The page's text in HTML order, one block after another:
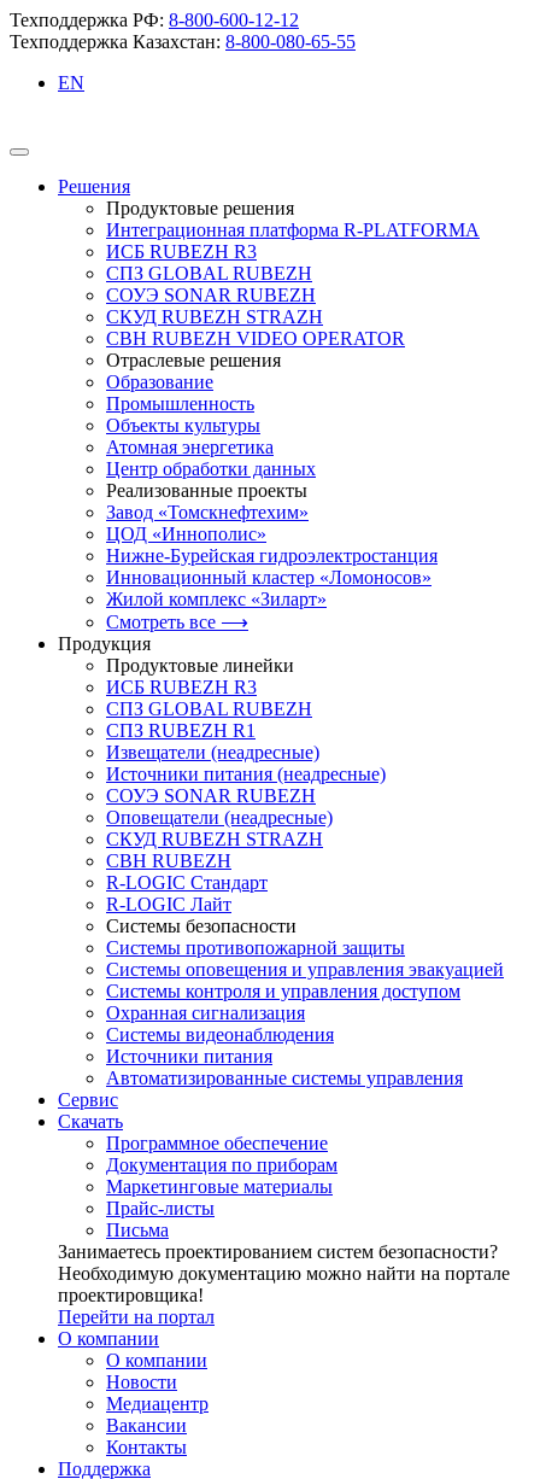
Техподдержка РФ: 8-800-600-12-12
Техподдержка Казахстан: 8-800-080-65-55
EN
Решения
Продуктовые решения
Интеграционная платформа R-PLATFORMA
ИСБ RUBEZH R3
СПЗ GLOBAL RUBEZH
СОУЭ SONAR RUBEZH
СКУД RUBEZH STRAZH
СВН RUBEZH VIDEO OPERATOR
Отраслевые решения
Образование
Промышленность
Объекты культуры
Атомная энергетика
Центр обработки данных
Реализованные проекты
Завод «Томскнефтехим»
ЦОД «Иннополис»
Нижне-Бурейская гидроэлектростанция
Инновационный кластер «Ломоносов»
Жилой комплекс «Зиларт»
Смотреть все ⟶
Продукция
Продуктовые линейки
ИСБ RUBEZH R3
СПЗ GLOBAL RUBEZH
СПЗ RUBEZH R1
Извещатели (неадресные)
Источники питания (неадресные)
СОУЭ SONAR RUBEZH
Оповещатели (неадресные)
СКУД RUBEZH STRAZH
СВН RUBEZH
R-LOGIC Стандарт
R-LOGIC Лайт
Системы безопасности
Системы противопожарной защиты
Системы оповещения и управления эвакуацией
Системы контроля и управления доступом
Охранная сигнализация
Системы видеонаблюдения
Источники питания
Автоматизированные системы управления
Сервис
Скачать
Программное обеспечение
Документация по приборам
Маркетинговые материалы
Прайс-листы
Письма
Занимаетесь проектированием систем безопасности?
Необходимую документацию можно найти на портале
проектировщика!
Перейти на портал
О компании
О компании
Новости
Медиацентр
Вакансии
Контакты
Поддержка